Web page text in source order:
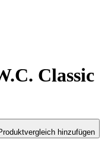
Classic
hinzufügen